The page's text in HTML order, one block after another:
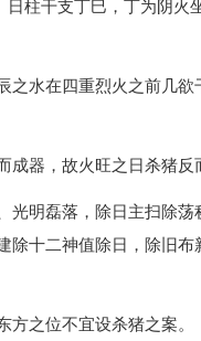
柱干支丁巳，丁为阴火
之水在四重烈火之前几
器，故火旺之日杀猪反
明磊落，除日主扫除荡
十二神值除日，除旧
之位不宜设杀猪之案。